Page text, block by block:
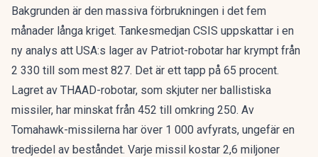
Bakgrunden är den massiva förbrukningen i det fem
månader långa kriget. Tankesmedjan CSIS uppskattar i en
ny analys att USA:s lager av Patriot-robotar har krympt från
2 330 till som mest 827. Det är ett tapp på 65 procent.
Lagret av THAAD-robotar, som skjuter ner ballistiska
missiler, har minskat från 452 till omkring 250. Av
Tomahawk-missilerna har över 1 000 avfyrats, ungefär en
tredjedel av beståndet. Varje missil kostar 2,6 miljoner